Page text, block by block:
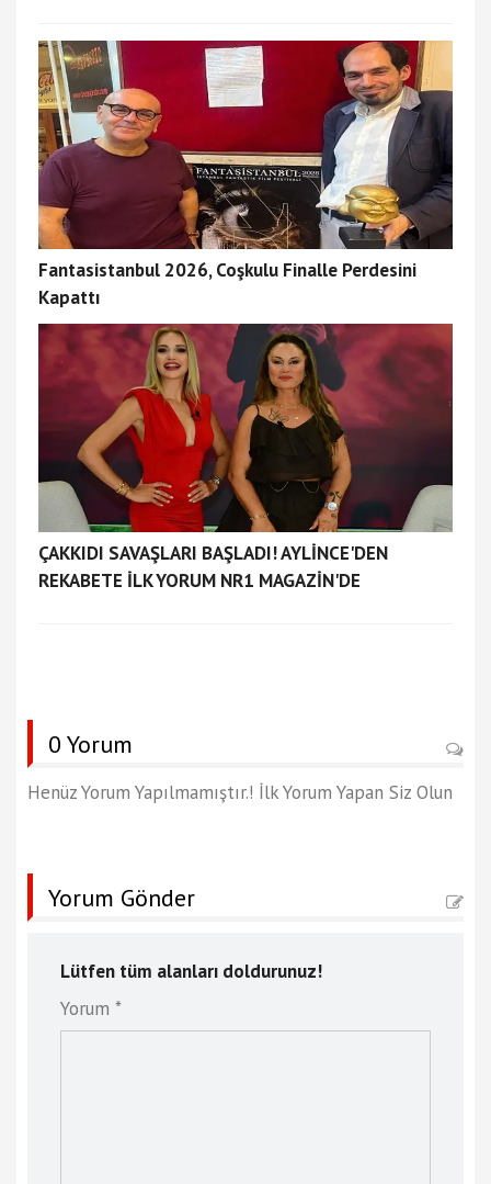
Fantasistanbul 2026, Coşkulu Finalle Perdesini
Kapattı
ÇAKKIDI SAVAŞLARI BAŞLADI! AYLİNCE'DEN
REKABETE İLK YORUM NR1 MAGAZİN'DE
0 Yorum
Henüz Yorum Yapılmamıştır.! İlk Yorum Yapan Siz Olun
Yorum Gönder
Lütfen tüm alanları doldurunuz!
Yorum *